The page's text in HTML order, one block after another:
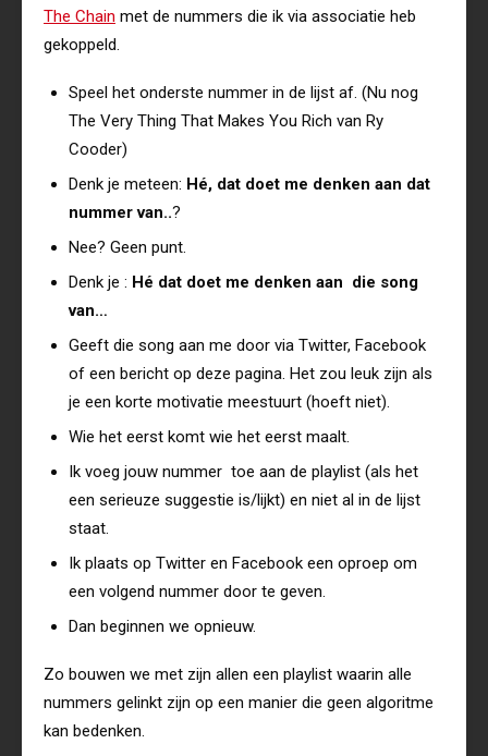
The Chain met de nummers die ik via associatie heb
gekoppeld.
Speel het onderste nummer in de lijst af. (Nu nog
The Very Thing That Makes You Rich van Ry
Cooder)
Denk je meteen: Hé, dat doet me denken aan dat
nummer van..?
Nee? Geen punt.
Denk je : Hé dat doet me denken aan die song
van…
Geeft die song aan me door via Twitter, Facebook
of een bericht op deze pagina. Het zou leuk zijn als
je een korte motivatie meestuurt (hoeft niet).
Wie het eerst komt wie het eerst maalt.
Ik voeg jouw nummer toe aan de playlist (als het
een serieuze suggestie is/lijkt) en niet al in de lijst
staat.
Ik plaats op Twitter en Facebook een oproep om
een volgend nummer door te geven.
Dan beginnen we opnieuw.
Zo bouwen we met zijn allen een playlist waarin alle
nummers gelinkt zijn op een manier die geen algoritme
kan bedenken.